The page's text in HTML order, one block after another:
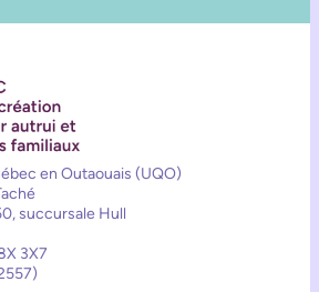
en Outaouais (UQO)
succursale Hull
3X7